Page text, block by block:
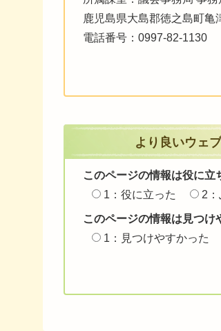
鹿児島県大島郡徳之島町亀
電話番号：0997-82-1130
より良いウェ
このページの情報は役に立
1：役に立った
2：
このページの情報は見つけ
1：見つけやすかった